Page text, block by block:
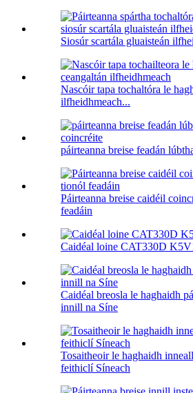
Siosúr scartála gluaisteán
Nascóir tapa tochaltóra le
ilfheidhmeach...
páirteanna breise feadán
Páirteanna breise caidéil
feadáin
Caidéal loine CAT330D
Caidéal breosla le haghaidh
innill na Síne
Tosaitheoir le haghaidh
feithiclí Síneach